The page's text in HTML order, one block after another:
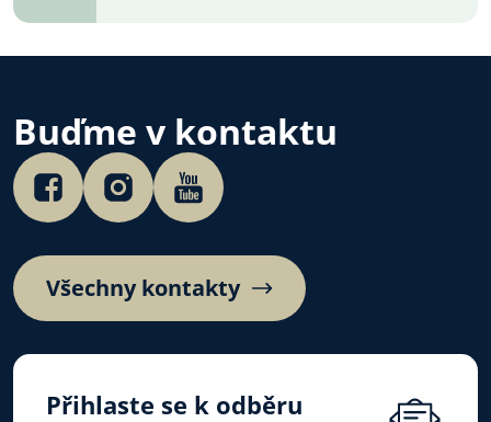
Buďme v kontaktu
Všechny kontakty
Přihlaste se k odběru